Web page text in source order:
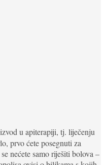
u apiterapiji, tj. liječenju
prvo ćete posegnuti za
nećete samo riješiti bolova –